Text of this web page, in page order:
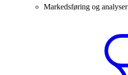
Markedsføring og analyser